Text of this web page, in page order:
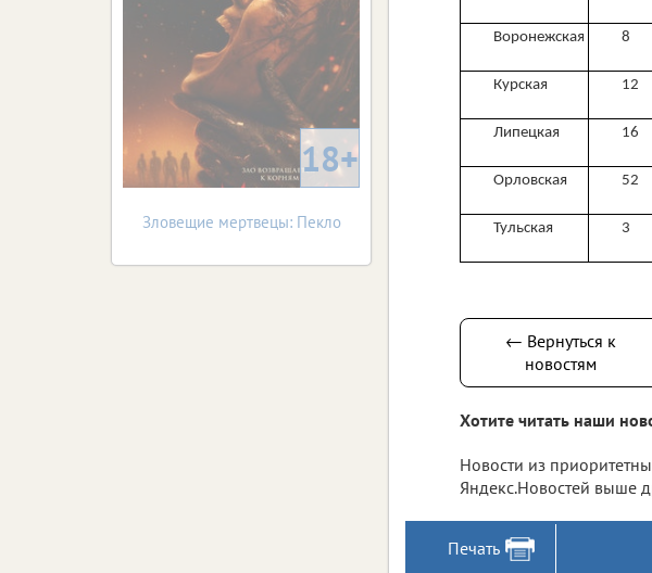
Воронежская 8
Курская 12
Липецкая 16
Орловская 52
Тульская 3
← Вернуться к
новостям
Хотите читать наши
Новости из
Яндекс.Новостей выше
Печать
18+
Зловещие мертвецы: Пекло